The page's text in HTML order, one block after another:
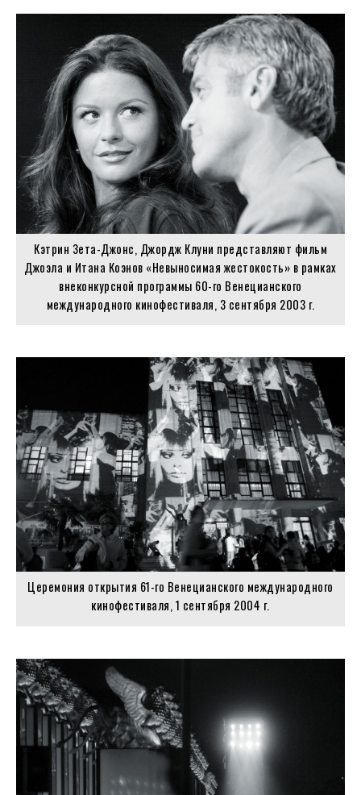
Кэтрин Зета-Джонс, Джордж Клуни представляют фильм
Джоэла и Итана Коэнов «Невыносимая жестокость» в рамках
внеконкурсной программы 60-го Венецианского
международного кинофестиваля, 3 сентября 2003 г.
Церемония открытия 61-го Венецианского международного
кинофестиваля, 1 сентября 2004 г.